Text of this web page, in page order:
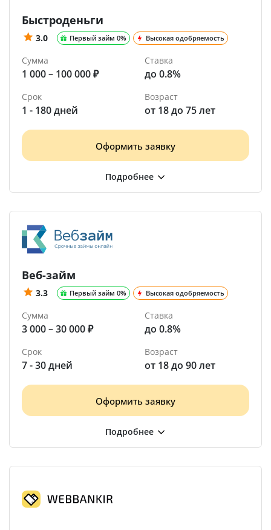
Быстроденьги
3.0 Первый займ 0% Высокая одобряемость
Сумма
1 000 – 100 000 ₽
Ставка
до 0.8%
Срок
1 - 180 дней
Возраст
от 18 до 75 лет
Оформить заявку
Веб-займ
3.3 Первый займ 0% Высокая одобряемость
Сумма
3 000 – 30 000 ₽
Ставка
до 0.8%
Срок
7 - 30 дней
Возраст
от 18 до 90 лет
Оформить заявку